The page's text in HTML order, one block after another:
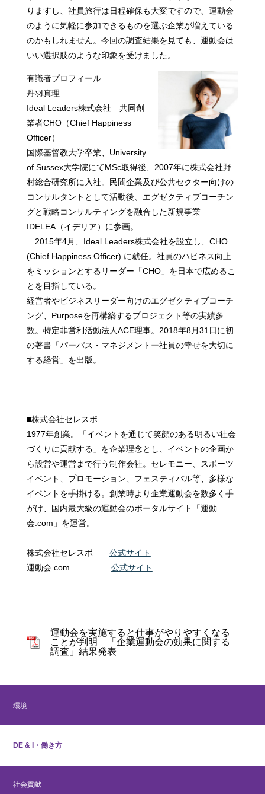
りますし、社員旅行は日程確保も大変ですので、運動会
のように気軽に参加できるものを選ぶ企業が増えている
のかもしれません。今回の調査結果を見ても、運動会は
いい選択肢のような印象を受けました。
有識者プロフィール
丹羽真理
Ideal Leaders株式会社 共同創
業者CHO（Chief Happiness
Officer）
国際基督教大学卒業、University
of Sussex大学院にてMSc取得後、2007年に株式会社野
村総合研究所に入社。民間企業及び公共セクター向けの
コンサルタントとして活動後、エグゼクティブコーチン
グと戦略コンサルティングを融合した新規事業
IDELEA（イデリア）に参画。
2015年4月、Ideal Leaders株式会社を設立し、CHO
(Chief Happiness Officer) に就任。社員のハピネス向上
をミッションとするリーダー「CHO」を日本で広めるこ
とを目指している。
経営者やビジネスリーダー向けのエグゼクティブコーチ
ング、Purposeを再構築するプロジェクト等の実績多
数。特定非営利活動法人ACE理事。2018年8月31日に初
の著書「パーパス・マネジメントー社員の幸せを大切に
する経営」を出版。
■株式会社セレスポ
1977年創業。「イベントを通じて笑顔のある明るい社会
づくりに貢献する」を企業理念とし、イベントの企画か
ら設営や運営まで行う制作会社。セレモニー、スポーツ
イベント、プロモーション、フェスティバル等、多様な
イベントを手掛ける。創業時より企業運動会を数多く手
がけ、国内最大級の運動会のポータルサイト「運動
会.com」を運営。
株式会社セレスポ 公式サイト
運動会.com 公式サイト
運動会を実施すると仕事がやりやすくなる
ことが判明 「企業運動会の効果に関する
調査」結果発表
環境
DE & I・働き方
社会貢献